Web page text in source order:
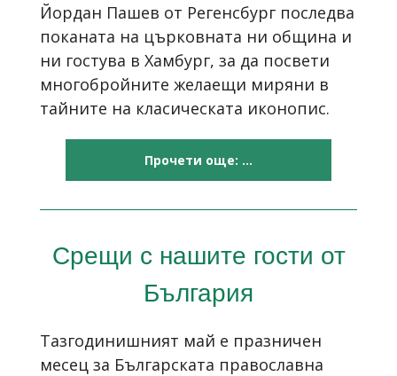
Йордан Пашев от Регенсбург последва
поканата на църковната ни община и
ни гостува в Хамбург, за да посвети
многобройните желаещи миряни в
тайните на класическата иконопис.
Прочети още: ...
Срещи с нашите гости от
България
Тазгодинишният май е празничен
месец за Българската православна